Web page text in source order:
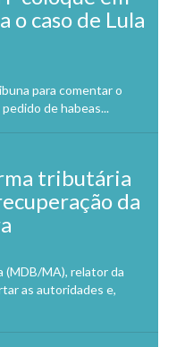
o caso de Lula
para comentar o
de habeas...
tributária
da
(MDB/MA), relator da
as autoridades e,